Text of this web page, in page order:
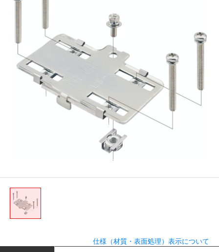
仕様（材質・表面処理）表示について